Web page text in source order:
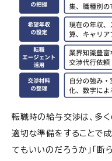
転職時の給与交渉は、多く
適切な準備をすることで
てもいいのだろうか」「断